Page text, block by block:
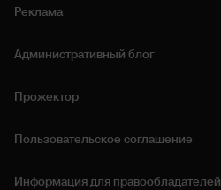
Реклама
Административный блог
Прожектор
Пользовательское соглашение
Информация для правообладателей